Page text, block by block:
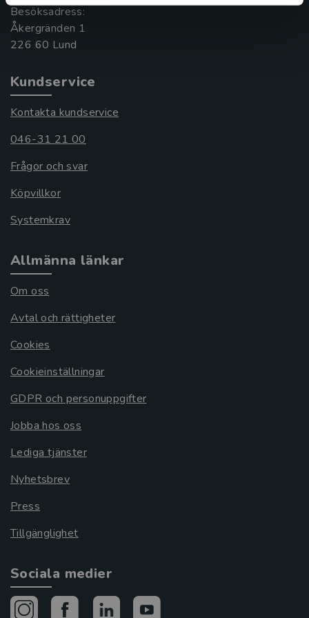
Besöksadress:
Åkergränden 1
Kundservice
Kontakta kundservice
046-31 21 00
Frågor och svar
Köpvillkor
Systemkrav
Allmänna länkar
Om oss
Avtal och rättigheter
Cookies
Cookieinställningar
GDPR och personuppgifter
Jobba hos oss
Lediga tjänster
Nyhetsbrev
Press
Tillgänglighet
Sociala medier